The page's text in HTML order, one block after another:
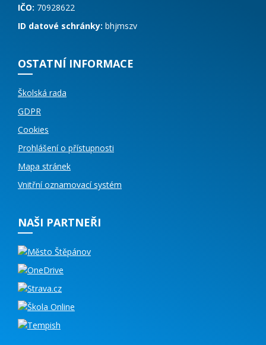
IČO: 70928622
ID datové schránky: bhjmszv
OSTATNÍ INFORMACE
Školská rada
GDPR
Cookies
Prohlášení o přístupnosti
Mapa stránek
Vnitřní oznamovací systém
NAŠI PARTNEŘI